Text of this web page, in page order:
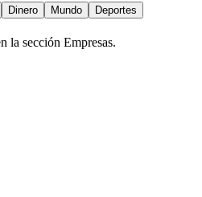
Dinero Mundo
Deportes
la sección Empresas.